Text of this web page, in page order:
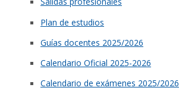
Plan de estudios
Guías docentes 2025/2026
Calendario Oficial 2025-2026
Calendario de exámenes 2025/2026